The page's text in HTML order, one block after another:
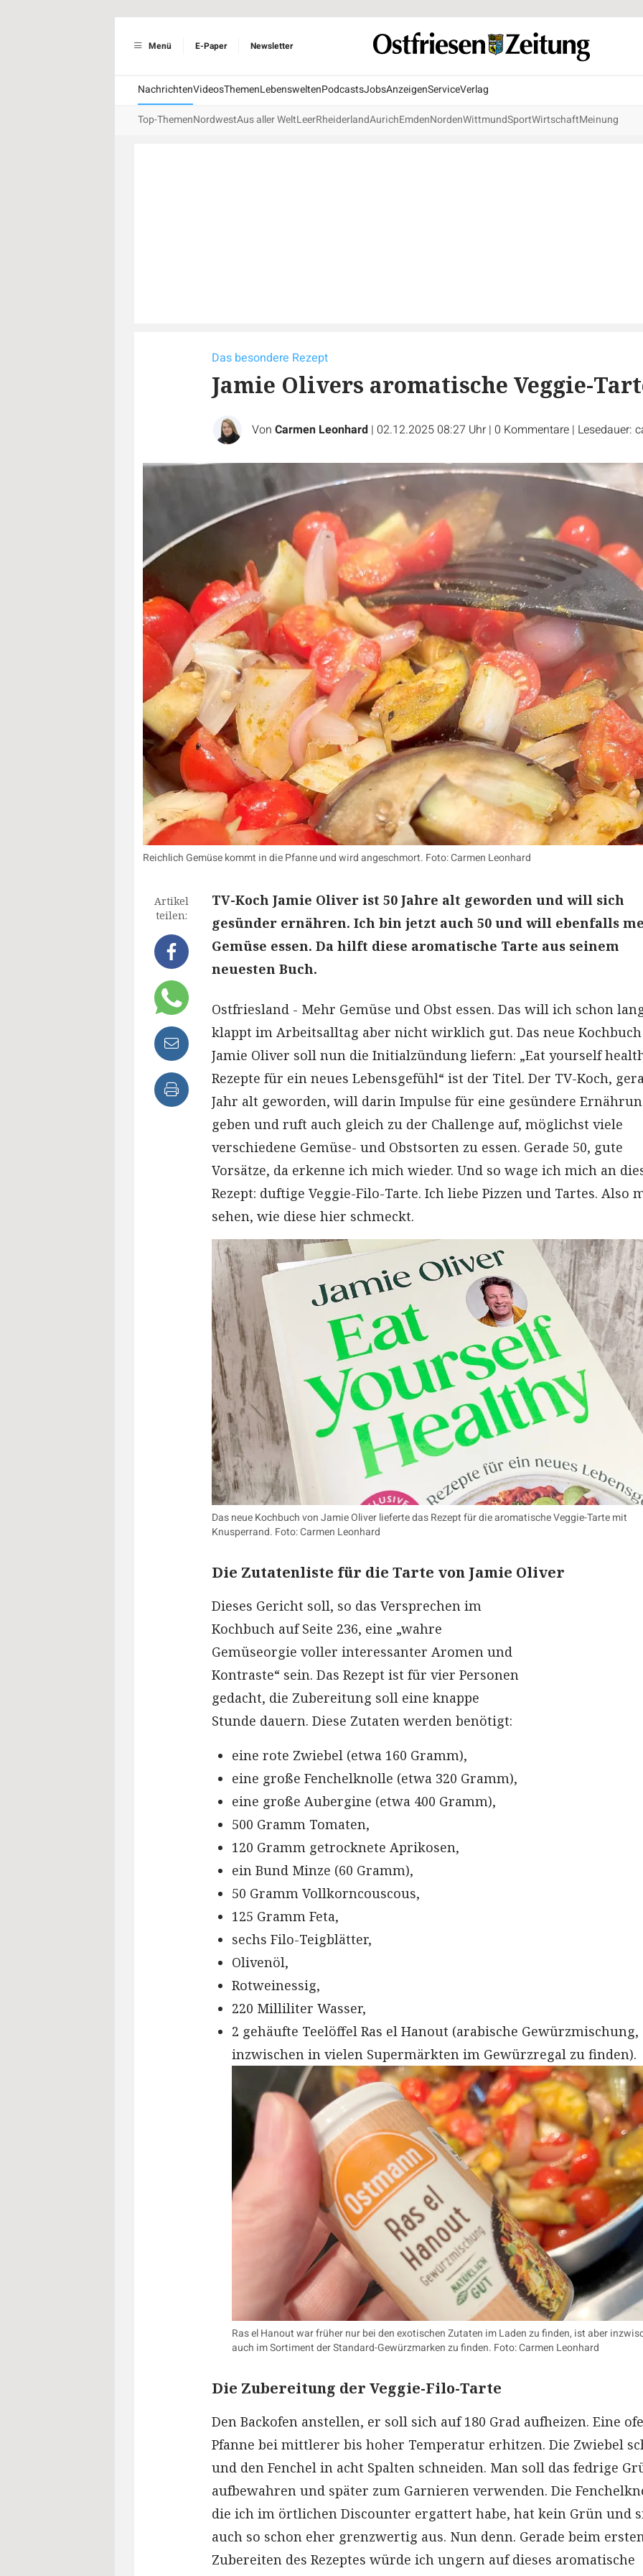
Menü E-Paper Newsletter
NachrichtenVideosThemenLebensweltenPodcastsJobsAnzeigenServiceVerlag
Top-ThemenNordwestAus aller WeltLeerRheiderlandAurichEmdenNordenWittmundSportWirtschaftMeinung
Das besondere Rezept
Jamie Olivers aromatische Veggie-
Von Carmen Leonhard | 02.12.2025 08:27 Uhr | 0 Kommentare | Lesedauer:
Reichlich Gemüse kommt in die Pfanne und wird angeschmort. Foto: Carmen Leonhard
Artikel
teilen:
TV-Koch Jamie Oliver ist 50 Jahre alt geworden und will sich
gesünder ernähren. Ich bin jetzt auch 50 und will ebenfalls
Gemüse essen. Da hilft diese aromatische Tarte aus seinem
neuesten Buch.
Ostfriesland - Mehr Gemüse und Obst essen. Das will ich schon
klappt im Arbeitsalltag aber nicht wirklich gut. Das neue
Jamie Oliver soll nun die Initialzündung liefern: „Eat yourself
Rezepte für ein neues Lebensgefühl“ ist der Titel. Der TV-Koch,
Jahr alt geworden, will darin Impulse für eine gesündere
geben und ruft auch gleich zu der Challenge auf, möglichst viele
verschiedene Gemüse- und Obstsorten zu essen. Gerade 50, gute
Vorsätze, da erkenne ich mich wieder. Und so wage ich mich an
Rezept: duftige Veggie-Filo-Tarte. Ich liebe Pizzen und Tartes. Also
sehen, wie diese hier schmeckt.
Das neue Kochbuch von Jamie Oliver lieferte das Rezept für die aromatische Veggie-Tarte mit
Knusperrand. Foto: Carmen Leonhard
Die Zutatenliste für die Tarte von Jamie Oliver
Dieses Gericht soll, so das Versprechen im
Kochbuch auf Seite 236, eine „wahre
Gemüseorgie voller interessanter Aromen und
Kontraste“ sein. Das Rezept ist für vier Personen
gedacht, die Zubereitung soll eine knappe
Stunde dauern. Diese Zutaten werden benötigt:
eine rote Zwiebel (etwa 160 Gramm),
eine große Fenchelknolle (etwa 320 Gramm),
eine große Aubergine (etwa 400 Gramm),
500 Gramm Tomaten,
120 Gramm getrocknete Aprikosen,
ein Bund Minze (60 Gramm),
50 Gramm Vollkorncouscous,
125 Gramm Feta,
sechs Filo-Teigblätter,
Olivenöl,
Rotweinessig,
220 Milliliter Wasser,
2 gehäufte Teelöffel Ras el Hanout (arabische Gewürzmischung,
inzwischen in vielen Supermärkten im Gewürzregal zu finden).
Ras el Hanout war früher nur bei den exotischen Zutaten im Laden zu finden, ist aber
auch im Sortiment der Standard-Gewürzmarken zu finden. Foto: Carmen Leonhard
Die Zubereitung der Veggie-Filo-Tarte
Den Backofen anstellen, er soll sich auf 180 Grad aufheizen. Eine
Pfanne bei mittlerer bis hoher Temperatur erhitzen. Die Zwiebel
und den Fenchel in acht Spalten schneiden. Man soll das fedrige
aufbewahren und später zum Garnieren verwenden. Die
die ich im örtlichen Discounter ergattert habe, hat kein Grün und
auch so schon eher grenzwertig aus. Nun denn. Gerade beim
Zubereiten des Rezeptes würde ich ungern auf dieses aromatische